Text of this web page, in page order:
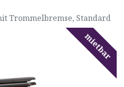
Trommelbremse, Standard
mietbar